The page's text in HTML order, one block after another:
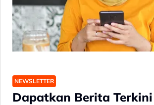
NEWSLETTER
Dapatkan Berita Terkini